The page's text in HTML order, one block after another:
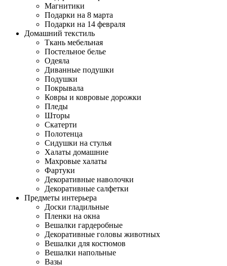
Магнитики
Подарки на 8 марта
Подарки на 14 февраля
Домашний текстиль
Ткань мебельная
Постельное белье
Одеяла
Диванные подушки
Подушки
Покрывала
Ковры и ковровые дорожки
Пледы
Шторы
Скатерти
Полотенца
Сидушки на стулья
Халаты домашние
Махровые халаты
Фартуки
Декоративные наволочки
Декоративные салфетки
Предметы интерьера
Доски гладильные
Пленки на окна
Вешалки гардеробные
Декоративные головы животных
Вешалки для костюмов
Вешалки напольные
Вазы